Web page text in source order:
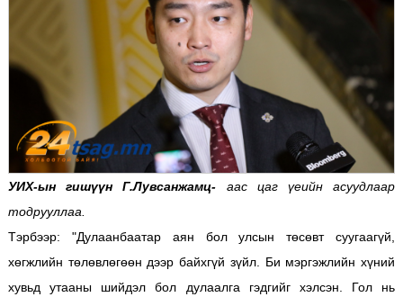
УИХ-ын гишүүн Г.Лувсанжамц- аас цаг үеийн асуудлаар
тодрууллаа.
Тэрбээр: "Дулаанбаатар аян бол улсын төсөвт суугаагүй,
хөгжлийн төлөвлөгөөн дээр байхгүй зүйл. Би мэргэжлийн хүний
хувьд утааны шийдэл бол дулаалга гэдгийг хэлсэн. Гол нь